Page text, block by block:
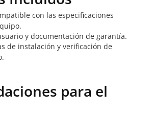
con las especificaciones
y documentación de garantía.
de instalación y verificación de
para el